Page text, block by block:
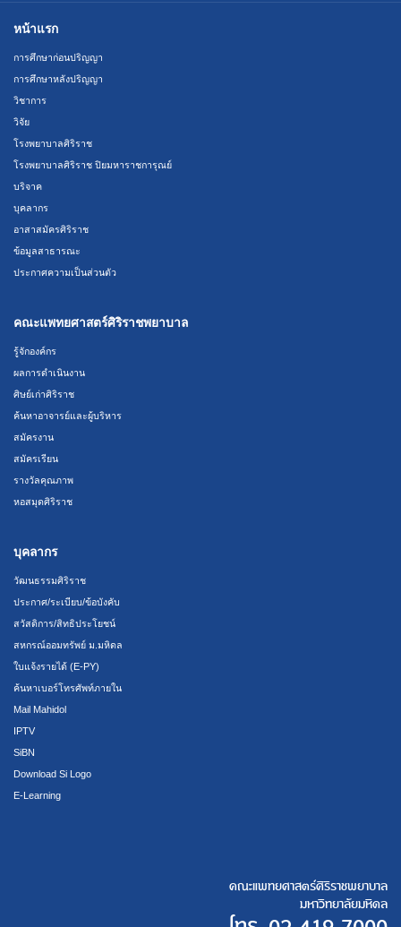
หน้าแรก
การศึกษาก่อนปริญญา
การศึกษาหลังปริญญา
วิชาการ
วิจัย
โรงพยาบาลศิริราช
โรงพยาบาลศิริราช ปิยมหาราชการุณย์
บริจาค
บุคลากร
อาสาสมัครศิริราช
ข้อมูลสาธารณะ
ประกาศความเป็นส่วนตัว
คณะแพทยศาสตร์ศิริราชพยาบาล
รู้จักองค์กร
ผลการดำเนินงาน
ศิษย์เก่าศิริราช
ค้นหาอาจารย์และผู้บริหาร
สมัครงาน
สมัครเรียน
รางวัลคุณภาพ
หอสมุดศิริราช
บุคลากร
วัฒนธรรมศิริราช
ประกาศ/ระเบียบ/ข้อบังคับ
สวัสดิการ/สิทธิประโยชน์
สหกรณ์ออมทรัพย์ ม.มหิดล
ใบแจ้งรายได้ (E-PY)
ค้นหาเบอร์โทรศัพท์ภายใน
Mail Mahidol
IPTV
SiBN
Download Si Logo
E-Learning
คณะแพทยศาสตร์ศิริราชพยาบาล
มหาวิทยาลัยมหิดล